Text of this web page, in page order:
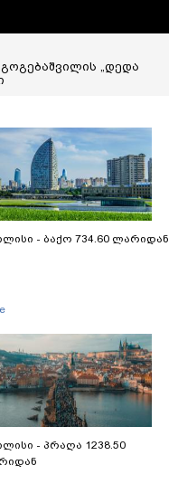
„დედა
- ბაქო 734.60 ლარიდან
- პრაღა 1238.50